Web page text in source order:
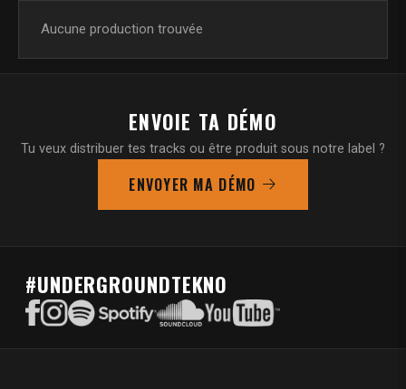
Aucune production trouvée
ENVOIE TA DÉMO
Tu veux distribuer tes tracks ou être produit sous notre label ?
ENVOYER MA DÉMO
#UNDERGROUNDTEKNO